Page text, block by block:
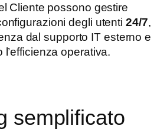
Cliente possono gestire
degli utenti 24/7,
dal supporto IT esterno e
operativa.
semplificato